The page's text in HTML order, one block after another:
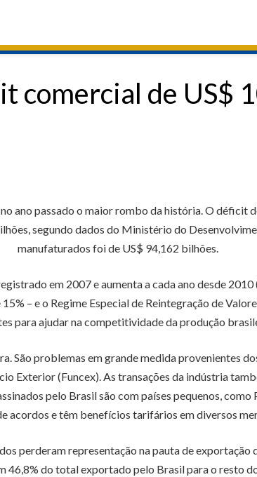
comercial de US$
ano passado o maior rombo da história. O déficit
segundo dados do Ministério do
manufaturados foi de US$ 94,162 bilhões.
em 2007 e aumenta a cada ano desde
– e o Regime Especial de Reintegração de
para ajudar na competitividade da produção
São problemas em grande medida provenientes
Exterior (Funcex). As transações da indústria
pelo Brasil são com países pequenos,
acordos e têm benefícios tarifários em diversos
perderam representação na pauta de
do total exportado pelo Brasil para o resto